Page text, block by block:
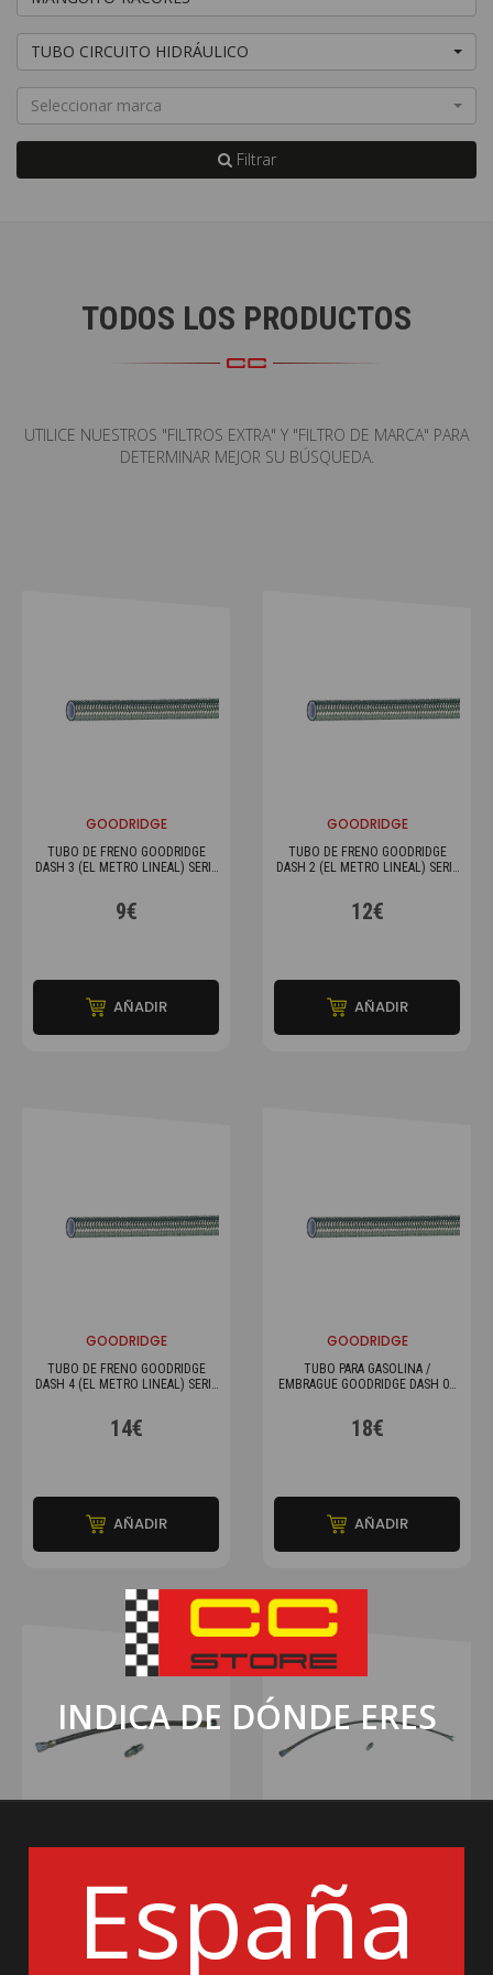
INDICA DE DÓNDE ERES
España
TUBO CIRCUITO HIDRÁULICO
Seleccionar marca
Filtrar
TODOS LOS PRODUCTOS
UTILICE NUESTROS "FILTROS EXTRA" Y "FILTRO DE MARCA" PARA
DETERMINAR MEJOR SU BÚSQUEDA.
GOODRIDGE
TUBO DE FRENO GOODRIDGE
DASH 3 (EL METRO LINEAL) SERIE
9€
AÑADIR
GOODRIDGE
TUBO DE FRENO GOODRIDGE
DASH 2 (EL METRO LINEAL) SERIE
12€
AÑADIR
GOODRIDGE
TUBO DE FRENO GOODRIDGE
DASH 4 (EL METRO LINEAL) SERIE
14€
AÑADIR
GOODRIDGE
TUBO PARA GASOLINA /
EMBRAGUE GOODRIDGE DASH 06
18€
AÑADIR
MANGUITO ALIMENTACIÓN
TRENZADO OBP DEPÓSITO
310MM
22€
KIT MANGUITO TRENZADO CON
BANJO OBP 620MM
28€